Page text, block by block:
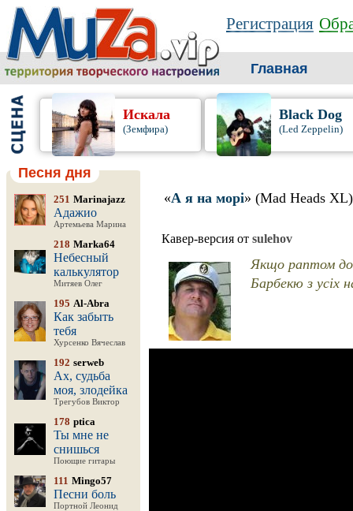
Регистрация
Главная
Искала
(Земфира)
Black Dog
(Led Zeppelin)
Песня дня
251 Marinajazz
Адажио
Артемьева Марина
218 Marka64
Небесный
калькулятор
Митяев Олег
195 Al-Abra
Как забыть
тебя
Хурсенко Вячеслав
192 serweb
Ах, судьба
моя, злодейка
Трегубов Виктор
178 ptica
Ты мне не
снишься
Поющие гитары
111 Mingo57
Песни боль
Портной Леонид
«А я на морі» (Mad Heads XL)
Кавер-версия от sulehov
Якщо раптом
Барбекю з усіх